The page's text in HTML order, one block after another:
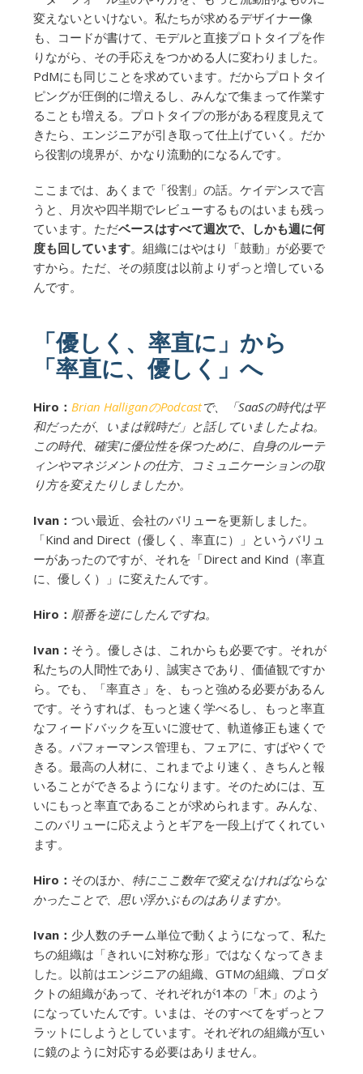
変えないといけない。私たちが求めるデザイナー像
も、コードが書けて、モデルと直接プロトタイプを作
りながら、その手応えをつかめる人に変わりました。
PdMにも同じことを求めています。だからプロトタイ
ピングが圧倒的に増えるし、みんなで集まって作業す
ることも増える。プロトタイプの形がある程度見えて
きたら、エンジニアが引き取って仕上げていく。だか
ら役割の境界が、かなり流動的になるんです。
ここまでは、あくまで「役割」の話。ケイデンスで言
うと、月次や四半期でレビューするものはいまも残っ
ています。ただベースはすべて週次で、しかも週に何
度も回しています。組織にはやはり「鼓動」が必要で
すから。ただ、その頻度は以前よりずっと増している
んです。
「優しく、率直に」から
「率直に、優しく」へ
Hiro： Brian HalliganのPodcastで、「SaaSの時代は平
和だったが、いまは戦時だ」と話していましたよね。
この時代、確実に優位性を保つために、自身のルーテ
ィンやマネジメントの仕方、コミュニケーションの取
り方を変えたりしましたか。
Ivan： つい最近、会社のバリューを更新しました。
「Kind and Direct（優しく、率直に）」というバリュ
ーがあったのですが、それを「Direct and Kind（率直
に、優しく）」に変えたんです。
Hiro： 順番を逆にしたんですね。
Ivan： そう。優しさは、これからも必要です。それが
私たちの人間性であり、誠実さであり、価値観ですか
ら。でも、「率直さ」を、もっと強める必要があるん
です。そうすれば、もっと速く学べるし、もっと率直
なフィードバックを互いに渡せて、軌道修正も速くで
きる。パフォーマンス管理も、フェアに、すばやくで
きる。最高の人材に、これまでより速く、きちんと報
いることができるようになります。そのためには、互
いにもっと率直であることが求められます。みんな、
このバリューに応えようとギアを一段上げてくれてい
ます。
Hiro： そのほか、 特にここ数年で変えなければならな
かったことで、思い浮かぶものはありますか。
Ivan： 少人数のチーム単位で動くようになって、私た
ちの組織は「きれいに対称な形」ではなくなってきま
した。以前はエンジニアの組織、GTMの組織、プロダ
クトの組織があって、それぞれが1本の「木」のよう
になっていたんです。いまは、そのすべてをずっとフ
ラットにしようとしています。それぞれの組織が互い
に鏡のように対応する必要はありません。